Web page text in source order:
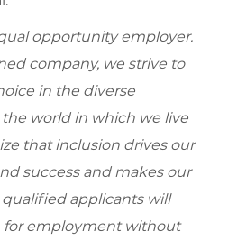
opportunity employer.
company, we strive to
in the diverse
world in which we live
that inclusion drives our
success and makes our
applicants will
for employment without